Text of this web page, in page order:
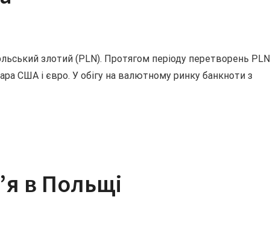
злотий (PLN). Протягом періоду перетворень PLN
США і євро. У обігу на валютному ринку банкноти з
в Польщі